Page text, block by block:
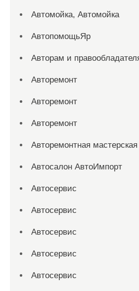
Автомойка, Автомойка
АвтопомощьЯр
Авторам и
Авторемонт
Авторемонт
Авторемонт
Авторемонтная мастерская
Автосалон АвтоИмпорт
Автосервис
Автосервис
Автосервис
Автосервис
Автосервис